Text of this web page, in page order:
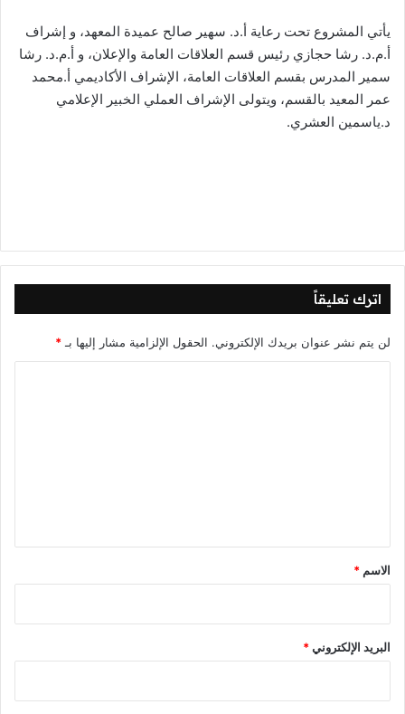
يأتي المشروع تحت رعاية أ.د. سهير صالح عميدة المعهد، و إشراف
أ.م.د. رشا حجازي رئيس قسم العلاقات العامة والإعلان، و أ.م.د. رشا
سمير المدرس بقسم العلاقات العامة، الإشراف الأكاديمي أ.محمد
عمر المعيد بالقسم، ويتولى الإشراف العملي الخبير الإعلامي
د.ياسمين العشري.
اترك تعليقاً
لن يتم نشر عنوان بريدك الإلكتروني. الحقول الإلزامية مشار إليها بـ *
*
الاسم *
البريد الإلكتروني*